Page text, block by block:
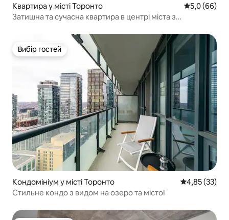
Квартира у місті Торонто Середня
5,0 (66)
Затишна та сучасна квартира в центрі міста з
Вибір гостей
Вибір гостей
Кондомініум у місті Торонто Середня
4,85 (33)
Стильне кондо з видом на озеро та місто!